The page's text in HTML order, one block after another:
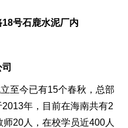
号石鹿水泥厂内
至今已有15个春秋，总部
年，目前在海南共有2
20人，在校学员近400人